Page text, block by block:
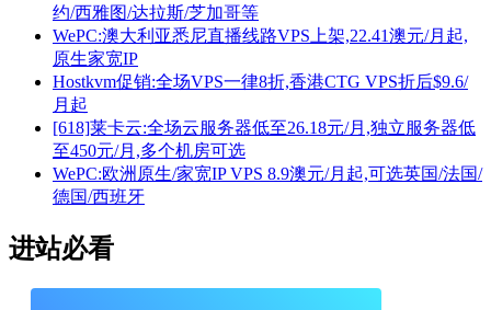
约/西雅图/达拉斯/芝加哥等
WePC:澳大利亚悉尼直播线路VPS上架,22.41澳元/月起,
原生家宽IP
Hostkvm促销:全场VPS一律8折,香港CTG VPS折后$9.6/
月起
[618]莱卡云:全场云服务器低至26.18元/月,独立服务器低
至450元/月,多个机房可选
WePC:欧洲原生/家宽IP VPS 8.9澳元/月起,可选英国/法国/
德国/西班牙
进站必看